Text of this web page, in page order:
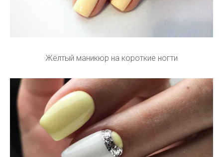
Жёлтый маникюр на короткие ногти